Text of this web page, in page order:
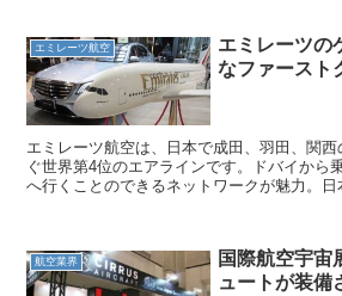
エミレーツ航空
エミレーツの
なファースト
エミレーツ航空は、日本で成田、羽田、関
ぐ世界第4位のエアラインです。ドバイから
へ行くことのできるネットワークが魅力。
航空業界
国際航空宇
ュートが装備